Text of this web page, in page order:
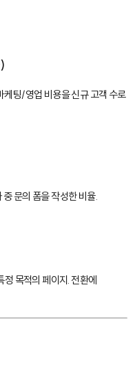
케팅/영업 비용을 신규 고객 수로
문의 폼을 작성한 비율.
목적의 페이지. 전환에